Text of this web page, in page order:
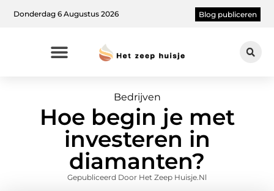
Donderdag 6 Augustus 2026 Blog publiceren
Bedrijven
Hoe begin je met
investeren in
diamanten?
Gepubliceerd Door Het Zeep Huisje.nl